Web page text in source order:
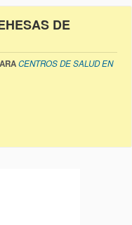
DE
CENTROS DE SALUD EN